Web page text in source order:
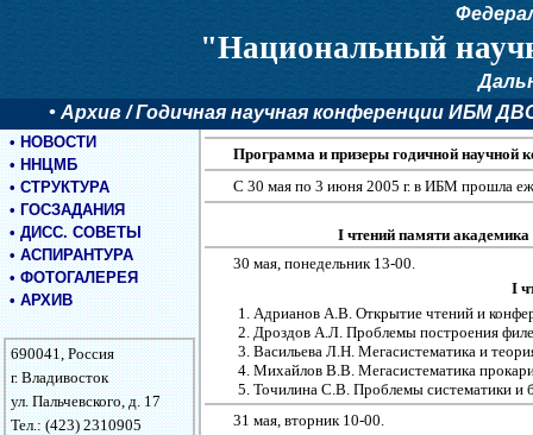
"Национальный
• Архив / Годичная научная конференции ИБМ
•НОВОСТИ
•ННЦМБ
•СТРУКТУРА
•ГОСЗАДАНИЯ
•ДИСС. СОВЕТЫ
•АСПИРАНТУРА
•ФОТОГАЛЕРЕЯ
•АРХИВ
690041, Россия
г. Владивосток
ул. Пальчевского, д. 17
Тел.: (423) 2310905
Программа и призеры годичной
С 30 мая по 3 июня 2005 г. в ИБМ прошла
I чтений памяти
30 мая, понедельник 13-00.
I
Адрианов А.В. Открытие чтений и
Дроздов А.Л. Проблемы построения
Васильева Л.Н. Мегасистематика и
Михайлов В.В. Мегасистематика
Точилина С.В. Проблемы систематики и
31 мая, вторник 10-00.